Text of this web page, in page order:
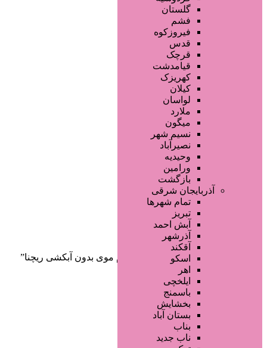
گلستان
فشم
فیروزکوه
قدس
قرچک
قیامدشت
کهریزک
کیلان
لواسان
ملارد
میگون
نسیم شهر
نصیرآباد
وحیدیه
ورامین
بازگشت
آذربایجان شرقی
تمام شهر‌ها
تبریز
آبش احمد
آذرشهر
آقکند
اسکو
اهر
ایلخچی
باسمنج
بخشایش
بستان آباد
بناب
ناب جدید
صفحه اصلی
آگهی انبوه
طراحی سایت
صفحه اختصاصی
لیست سایتهای تبلیغاتی
دسته‌بندی‌ها
/ محصولات برچسب خورده “کرم موی بدون آبکشی ریچنا”